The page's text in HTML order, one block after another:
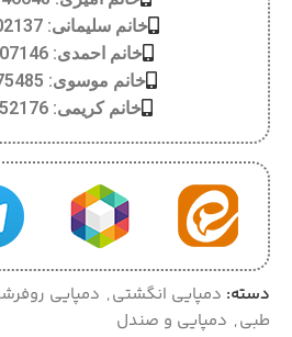
خانم سلیمانی: 09192402137
خانم احمدی: 09192507146
خانم موسوی: 09192075485
خانم کریمی: 09194052176
دسته: دمپایی انگشتی, دمپایی
طبی, دمپایی و صندل